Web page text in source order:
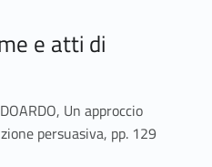
e atti di
Un approccio
persuasiva, pp. 129